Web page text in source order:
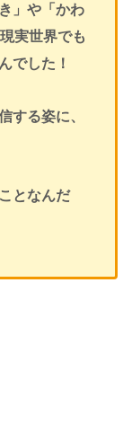
」や「かわ
実世界でも
でした！
する姿に、
となんだ